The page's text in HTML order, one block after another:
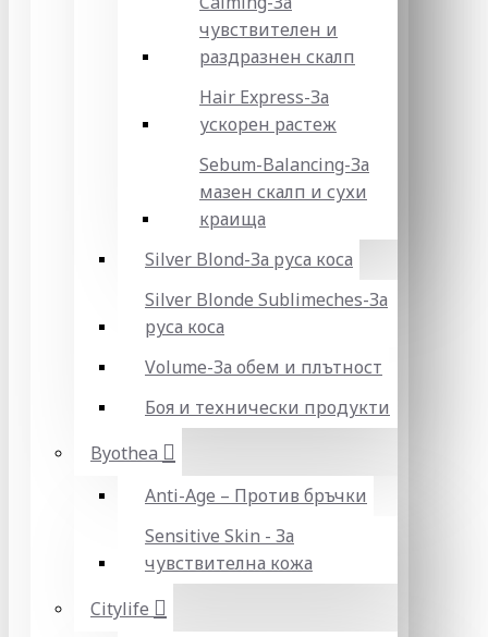
чувствителен и
раздразнен скалп
Hair Express-За
ускорен растеж
Sebum-Balancing-За
мазен скалп и сухи
краища
Silver Blond-За руса коса
Silver Blonde Sublіmeches-За
руса коса
Volume-За обем и плътност
Боя и технически продукти
Byothea
Anti-Age – Против бръчки
Sensitive Skin - За
чувствителна кожа
Citylife